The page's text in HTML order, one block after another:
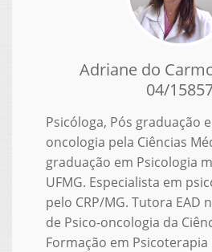
Adriane do
04/
Psicóloga, Pós graduação
oncologia pela Ciências
graduação em Psicologia
UFMG. Especialista em
pelo CRP/MG. Tutora EAD
de Psico-oncologia da
Formação em Psicoterapia